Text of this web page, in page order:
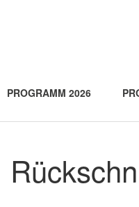
PROGRAMM 2026